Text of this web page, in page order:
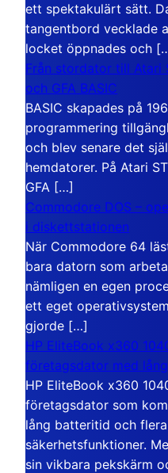
ett spektakulärt sätt.
tangentbord vecklade
locket öppnades och
Från stordator till Atari
och GFA BASIC
BASIC skapades på
programmering
och blev senare det
hemdatorer. På Atari
GFA […]
Commodore DOS –
i diskettstationen
När Commodore 64
bara datorn som
nämligen en egen
ett eget
gjorde […]
HP EliteBook x360
företagsdator med
HP EliteBook x360
företagsdator som
lång batteritid och
säkerhetsfunktioner.
sin vikbara pekskärm